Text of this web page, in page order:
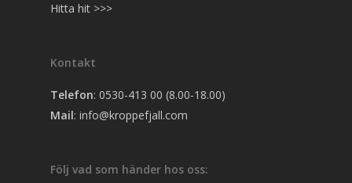
Hitta hit >>>
Kontakt
Telefon: 0530-413 00 (8.00-18.00)
Mail: info@kroppefjall.com
Följ vad som händer hos oss: